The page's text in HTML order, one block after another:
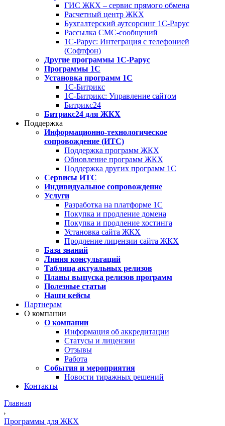
ГИС ЖКХ – сервис прямого обмена
Расчетный центр ЖКХ
Бухгалтерский аутсорсинг 1С-Рарус
Рассылка СМС-сообщений
1С-Рарус: Интеграция с телефонией
(Софтфон)
Другие программы 1С-Рарус
Программы 1С
Установка программ 1С
1С-Битрикс
1С-Битрикс: Управление сайтом
Битрикс24
Битрикс24 для ЖКХ
Поддержка
Информационно-технологическое
сопровождение (ИТС)
Поддержка программ ЖКХ
Обновление программ ЖКХ
Поддержка других программ 1С
Сервисы ИТС
Индивидуальное сопровождение
Услуги
Разработка на платформе 1С
Покупка и продление домена
Покупка и продление хостинга
Установка сайта ЖКХ
Продление лицензии сайта ЖКХ
База знаний
Линия консультаций
Таблица актуальных релизов
Планы выпуска релизов программ
Полезные статьи
Наши кейсы
Партнерам
О компании
О компании
Информация об аккредитации
Статусы и лицензии
Отзывы
Работа
События и мероприятия
Новости тиражных решений
Контакты
Главная
Программы для ЖКХ